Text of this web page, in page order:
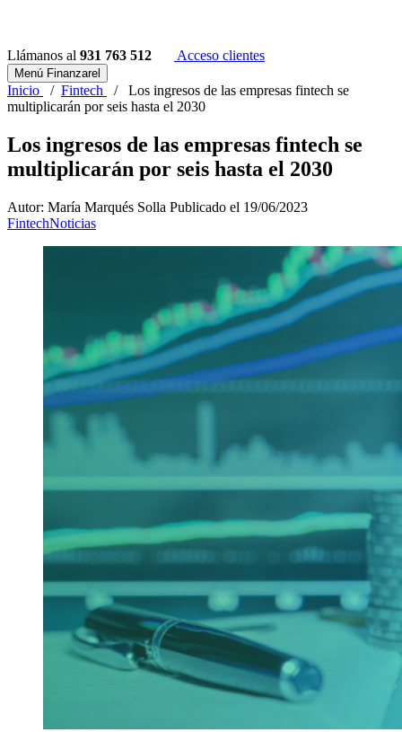
Llámanos al 931 763 512 Acceso clientes
Menú Finanzarel
Inicio / Fintech / Los ingresos de las empresas fintech se
multiplicarán por seis hasta el 2030
Los ingresos de las empresas fintech se
multiplicarán por seis hasta el 2030
Autor: María Marqués Solla Publicado el 19/06/2023
FintechNoticias